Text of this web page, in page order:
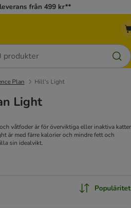
från 499 kr**
Plan Hill's Light
Light
våtfoder är för överviktiga eller inaktiva katter
är med färre kalorier och mindre fett och
sin idealvikt.
Populäritet